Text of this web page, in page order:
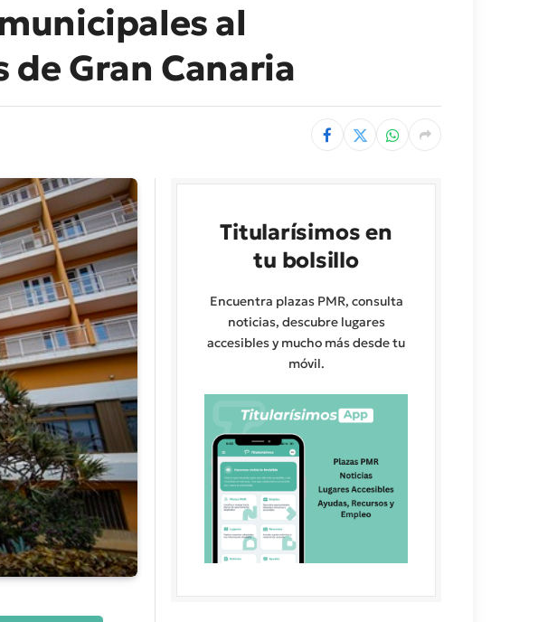
al
Gran Canaria
Titularísimos en
tu bolsillo
Encuentra plazas PMR, consulta
noticias, descubre lugares
accesibles y mucho más desde tu
móvil.